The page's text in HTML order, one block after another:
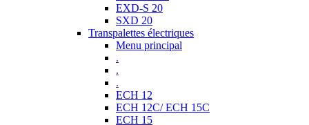
EXD-S 20
SXD 20
Transpalettes électriques
Menu principal
.
.
.
ECH 12
ECH 12C/ ECH 15C
ECH 15